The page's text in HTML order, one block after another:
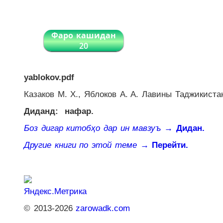
Фаро кашидан
20
yablokov.pdf
Казаков М. Х., Яблоков A. A. Лавины
Диданд:
нафар.
Боз дигар китобҳо дар ин мавзуъ → Дидан.
Другие книги по этой теме → Перейти.
© 2013-2026zarowadk.com